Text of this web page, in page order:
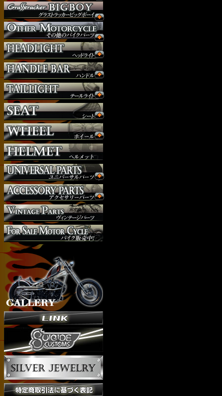
ウインカー
オーダー
ガソリンタンク
サイドナンバー
サスペンション
シート
ジョッキーシフト
ハンドルバー
ハンドル周り
ヘッドライト
マフラー
外装パーツ